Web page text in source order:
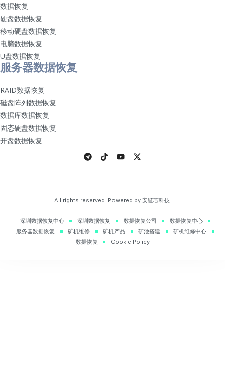
数据恢复
硬盘数据恢复
移动硬盘数据恢复
电脑数据恢复
U盘数据恢复
服务器数据恢复
RAID数据恢复
磁盘阵列数据恢复
数据库数据恢复
固态硬盘数据恢复
开盘数据恢复
All rights reserved. Powered by 安链芯科技.
深圳数据恢复中心 深圳数据恢复 数据恢复公司
数据恢复中心
服务器数据恢复
矿机维修 矿机产品 矿池搭建
矿机维修中心
数据恢复
Cookie Policy